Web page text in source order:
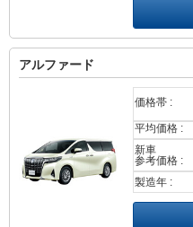
アルファード
価格帯 :
平均価格 :
新車
参考価格 :
製造年 :